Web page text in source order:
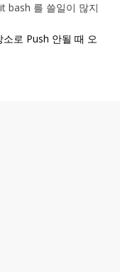
bash 를 쓸일이 많지
로 Push 안될 때 오